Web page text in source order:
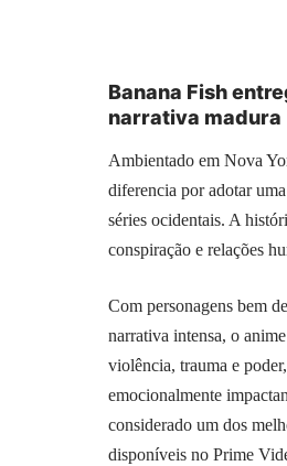
Banana Fish
narrativa madura
Ambientado em Nova
diferencia por adotar
séries ocidentais. A
conspiração e relações
Com personagens bem
narrativa intensa, o
violência, trauma e
emocionalmente
considerado um dos
disponíveis no Prime